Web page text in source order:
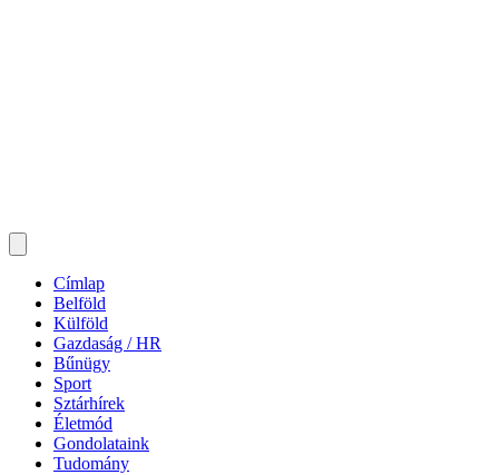
Címlap
Belföld
Külföld
Gazdaság / HR
Bűnügy
Sport
Sztárhírek
Életmód
Gondolataink
Tudomány